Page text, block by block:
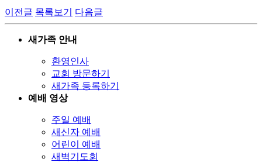
이전글 목록보기 다음글
새가족 안내
환영인사
교회 방문하기
새가족 등록하기
예배 영상
주일 예배
새신자 예배
어린이 예배
새벽기도회